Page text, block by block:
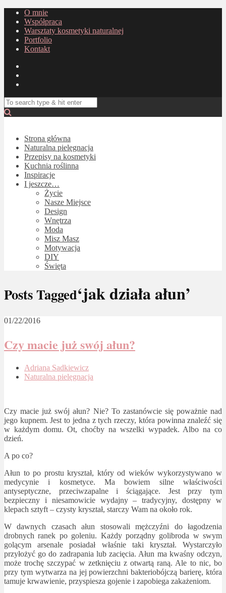
O mnie
Współpraca
Warsztaty kosmetyki naturalnej
Portfolio
Kontakt
Strona główna
Naturalna pielęgnacja
Przepisy na kosmetyki
Kuchnia roślinna
Inspiracje
I jeszcze…
Życie
Nasze Miejsce
Design
Wnętrza
Moda
Misz Masz
Motywacja
DIY
Święta
Posts Tagged‘jak działa ałun’
01/22/2016
Czy macie już swój ałun?
Adriana Sadkiewicz
Naturalna pielęgnacja
Czy macie już swój ałun? Nie? To zastanówcie się poważnie nad
jego kupnem. Jest to jedna z tych rzeczy, która powinna znaleźć się
w każdym domu. Ot, choćby na wszelki wypadek. Albo na co
dzień.
A po co?
Ałun to po prostu kryształ, który od wieków wykorzystywano w
medycynie i kosmetyce. Ma bowiem silne właściwości
antyseptyczne, przeciwzapalne i ściągające. Jest przy tym
bezpieczny i niesamowicie wydajny – tradycyjny, dostępny w
klepach sztyft – czysty kryształ, starczy Wam na około rok.
W dawnych czasach ałun stosowali mężczyźni do łagodzenia
drobnych ranek po goleniu. Każdy porządny golibroda w swym
golącym arsenale posiadał właśnie taki kryształ. Wystarczyło
przyłożyć go do zadrapania lub zacięcia. Ałun ma kwaśny odczyn,
może trochę szczypać w zetknięciu z otwartą raną. Ale to nic, bo
przy tym wytwarza na jej powierzchni bakteriobójczą barierę, która
tamuje krwawienie, przyspiesza gojenie i zapobiega zakażeniom.